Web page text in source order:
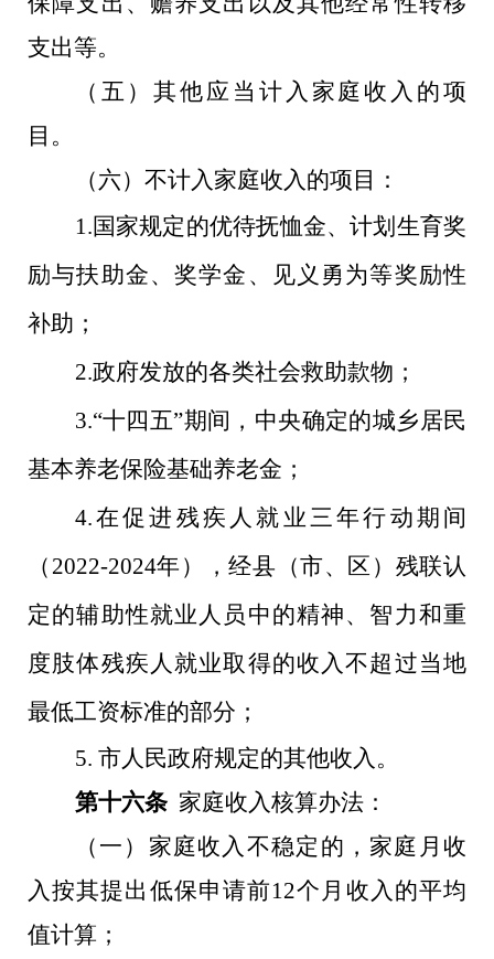
支出等。
（五）其他应当计入家庭收入的项
目。
（六）不计入家庭收入的项目：
1.国家规定的优待抚恤金、计划生育奖
励与扶助金、奖学金、见义勇为等奖励性
补助；
2.政府发放的各类社会救助款物；
3.“十四五”期间，中央确定的城乡居民
基本养老保险基础养老金；
4.在促进残疾人就业三年行动期间
（ 2022-2024年），经县（市、区）残联认
定的辅助性就业人员中的精神、智力和重
度肢体残疾人就业取得的收入不超过当地
最低工资标准的部分 ；
5. 市人民政府规定的其他收入 。
第十六条 家庭收入核算办法：
（一）家庭收入不稳定的，家庭月收
入按其提出低保申请前12个月收入的平均
值计算 ；